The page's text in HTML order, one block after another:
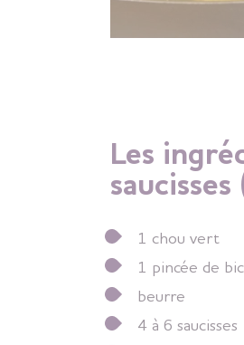
Les
1 chou vert
1 pincée de
beurre
4 à 6 saucisses